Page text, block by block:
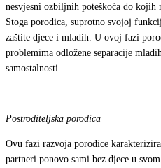
nesvjesni ozbiljnih poteškoća do kojih
Stoga porodica, suprotno svojoj
zaštite djece i mladih. U ovoj fazi
problemima odložene separacije
samostalnosti.
Postroditeljska porodica
Ovu fazi razvoja porodice
partneri ponovo sami bez djece u